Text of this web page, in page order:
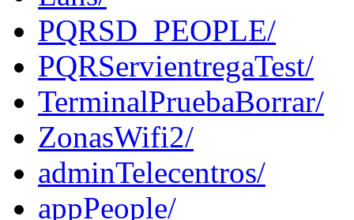
PQRSD_PEOPLE/
PQRServientregaTest/
TerminalPruebaBorrar/
ZonasWifi2/
adminTelecentros/
appPeople/